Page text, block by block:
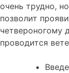
очень трудно,
позволит
четвероногому
проводится